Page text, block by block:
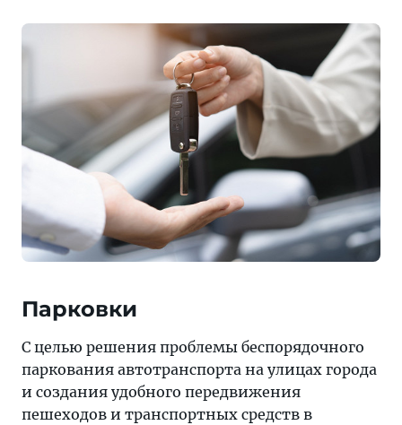
Парковки
С целью решения проблемы беспорядочного
паркования автотранспорта на улицах города
и создания удобного передвижения
пешеходов и транспортных средств в